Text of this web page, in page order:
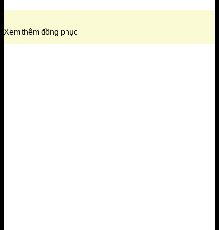
Xem thêm đồng phục